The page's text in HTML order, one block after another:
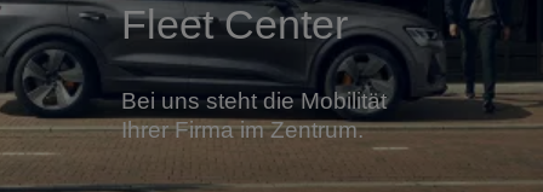
Audi kaufen
Service & Reparatur
Audi Original Zubehör
Fleet Center
Bei uns steht die Mobilität
Ihrer Firma im Zentrum.